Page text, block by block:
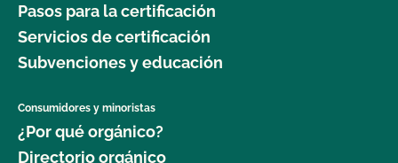
Pasos para la certificación
Servicios de certificación
Subvenciones y educación
Consumidores y minoristas
¿Por qué orgánico?
Directorio orgánico